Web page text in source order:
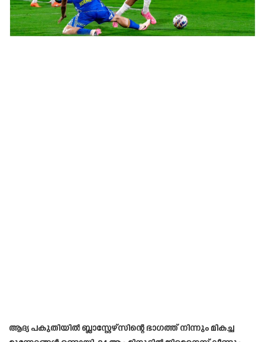
ആദ്യ പകുതിയിൽ ബ്ലാസ്റ്റേഴ്സിന്റെ ഭാഗത്ത് നിന്നും മികച്ച